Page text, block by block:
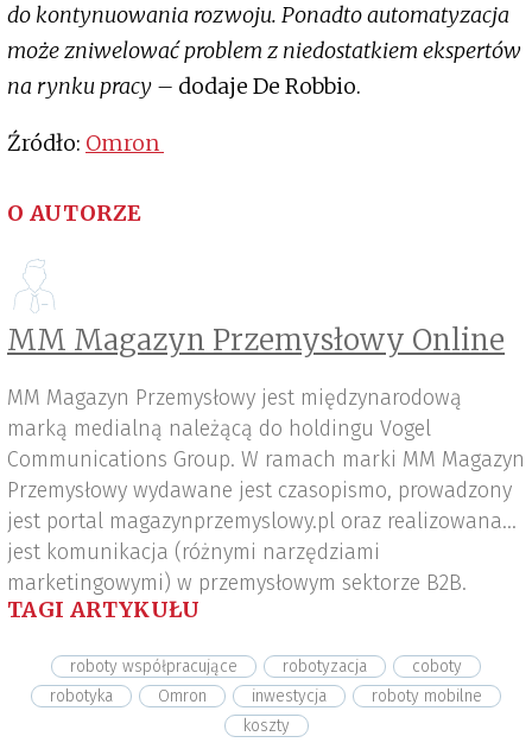
do kontynuowania rozwoju. Ponadto automatyzacja
może zniwelować problem z niedostatkiem ekspertów
na rynku pracy – dodaje De Robbio.
Źródło: Omron
O AUTORZE
MM Magazyn Przemysłowy Online
MM Magazyn Przemysłowy jest międzynarodową
marką medialną należącą do holdingu Vogel
Communications Group. W ramach marki MM Magazyn
Przemysłowy wydawane jest czasopismo, prowadzony
jest portal magazynprzemyslowy.pl oraz realizowana
jest komunikacja (różnymi narzędziami
marketingowymi) w przemysłowym sektorze B2B.
TAGI ARTYKUŁU
roboty współpracujące robotyzacja
coboty
robotyka
Omron inwestycja
roboty mobilne
koszty